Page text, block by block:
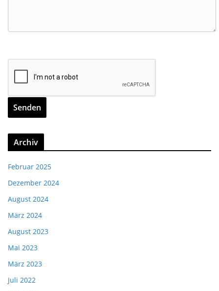
Archiv
Februar 2025
Dezember 2024
August 2024
März 2024
August 2023
Mai 2023
März 2023
Juli 2022